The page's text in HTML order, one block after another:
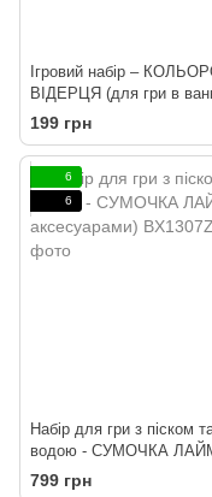
Ігровий набір –
ВІДЕРЦЯ (для гри в
пісочниці, на пляжі, у
199 грн
6
6
Набір для гри з піском
водою - СУМОЧКА
аксесуарами)
799 грн